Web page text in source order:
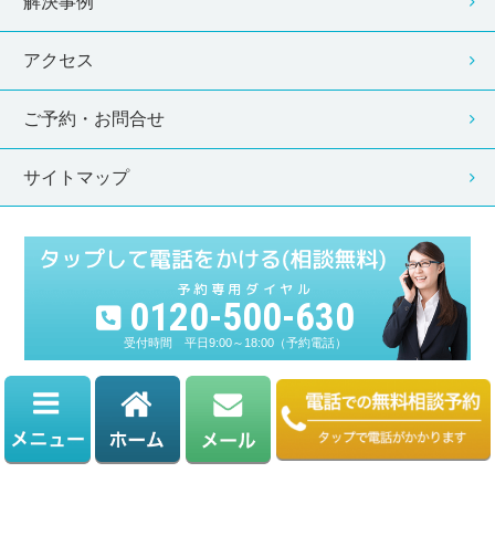
アクセス
ご予約・お問合せ
サイトマップ
0120-500-630
平日9:00～18:00（予約電話）